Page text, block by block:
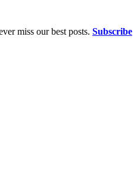
miss our best posts. Subscribe